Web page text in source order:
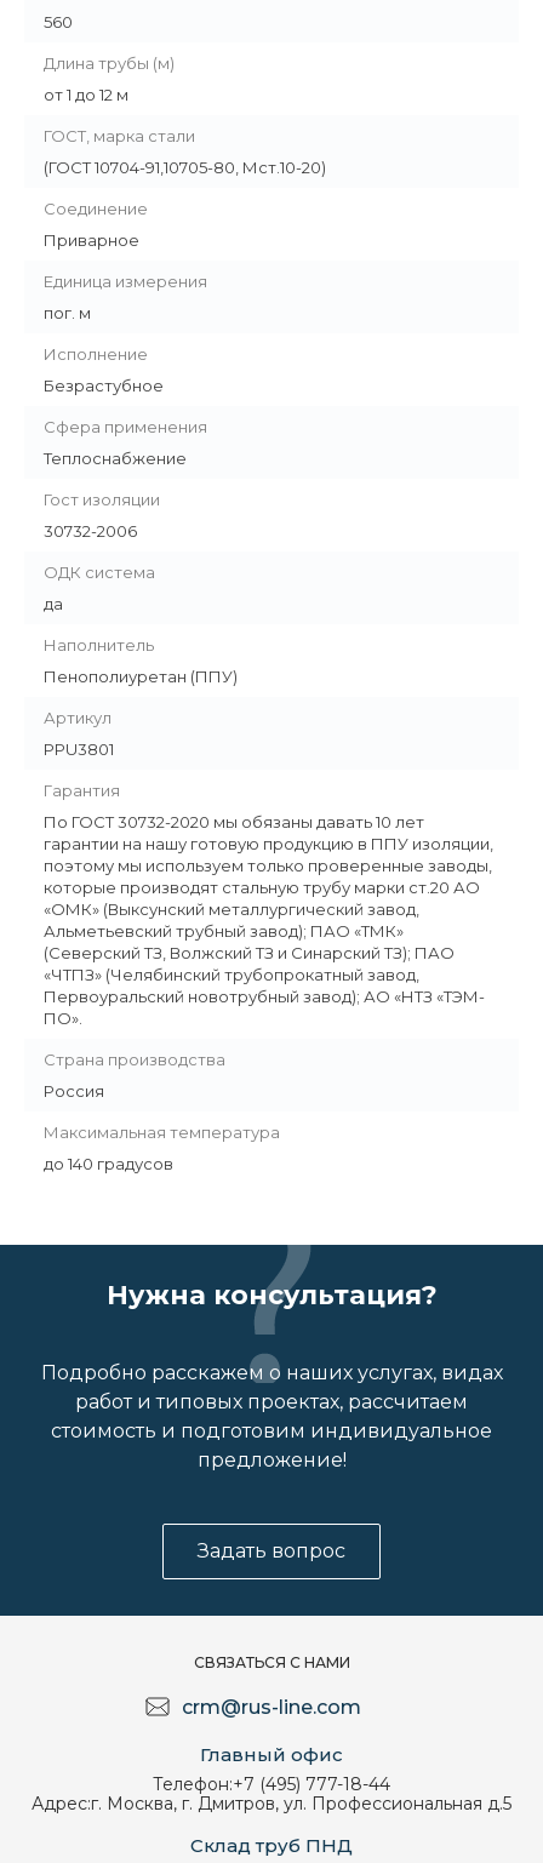
560
Длина трубы (м)
от 1 до 12 м
ГОСТ, марка стали
(ГОСТ 10704-91,10705-80, Мст.10-20)
Соединение
Приварное
Единица измерения
пог. м
Исполнение
Безрастубное
Сфера применения
Теплоснабжение
Гост изоляции
30732-2006
ОДК система
да
Наполнитель
Пенополиуретан (ППУ)
Артикул
PPU3801
Гарантия
По ГОСТ 30732-2020 мы обязаны давать 10 лет
гарантии на нашу готовую продукцию в ППУ изоляции,
поэтому мы используем только проверенные заводы,
которые производят стальную трубу марки ст.20 АО
«ОМК» (Выксунский металлургический завод,
Альметьевский трубный завод); ПАО «ТМК»
(Северский ТЗ, Волжский ТЗ и Синарский ТЗ); ПАО
«ЧТПЗ» (Челябинский трубопрокатный завод,
Первоуральский новотрубный завод); АО «НТЗ «ТЭМ-
ПО».
Страна производства
Россия
Максимальная температура
до 140 градусов
Нужна консультация?
Подробно расскажем о наших услугах, видах
работ и типовых проектах, рассчитаем
стоимость и подготовим индивидуальное
предложение!
Задать вопрос
СВЯЗАТЬСЯ С НАМИ
crm@rus-line.com
Главный офис
Телефон:+7 (495) 777-18-44
Адрес:г. Москва, г. Дмитров, ул. Профессиональная д.5
Склад труб ПНД